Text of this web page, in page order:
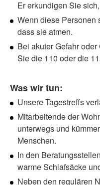
Er erkundigen Sie
Wenn diese Personen
dass sie atmen.
Bei akuter Gefahr
Sie die 110 oder die
Was wir tun:
Unsere Tagestreffs
Mitarbeitende der
unterwegs und
Menschen.
In den
warme Schlafsäcke
Neben den regulären